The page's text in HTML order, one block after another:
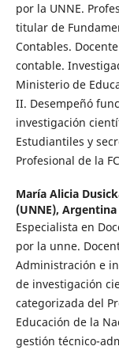
por la UNNE.
titular de
Contables.
contable.
Ministerio de
II. Desempeñó
investigación
Estudiantiles y
Profesional de la
María Alicia
(UNNE), Argentina
Especialista en
por la unne.
Administración e
de investigación
categorizada del
Educación de la
gestión técnico-